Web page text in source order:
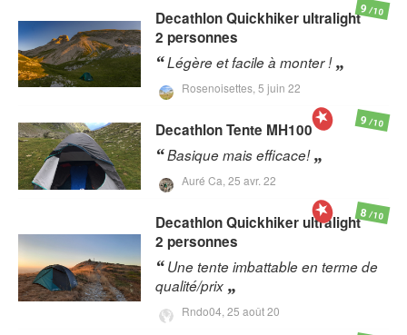
DecathlonQuickhiker ultralight
2 personnes
Légère et facile à monter !
Rosenoisettes, 5 juin 22
9/10
DecathlonTente MH100
Basique mais efficace!
Auré Ca, 25 avr. 22
9/10
DecathlonQuickhiker ultralight
2 personnes
Une tente imbattable en terme de
qualité/prix
Rndo04, 25 août 20
8/10